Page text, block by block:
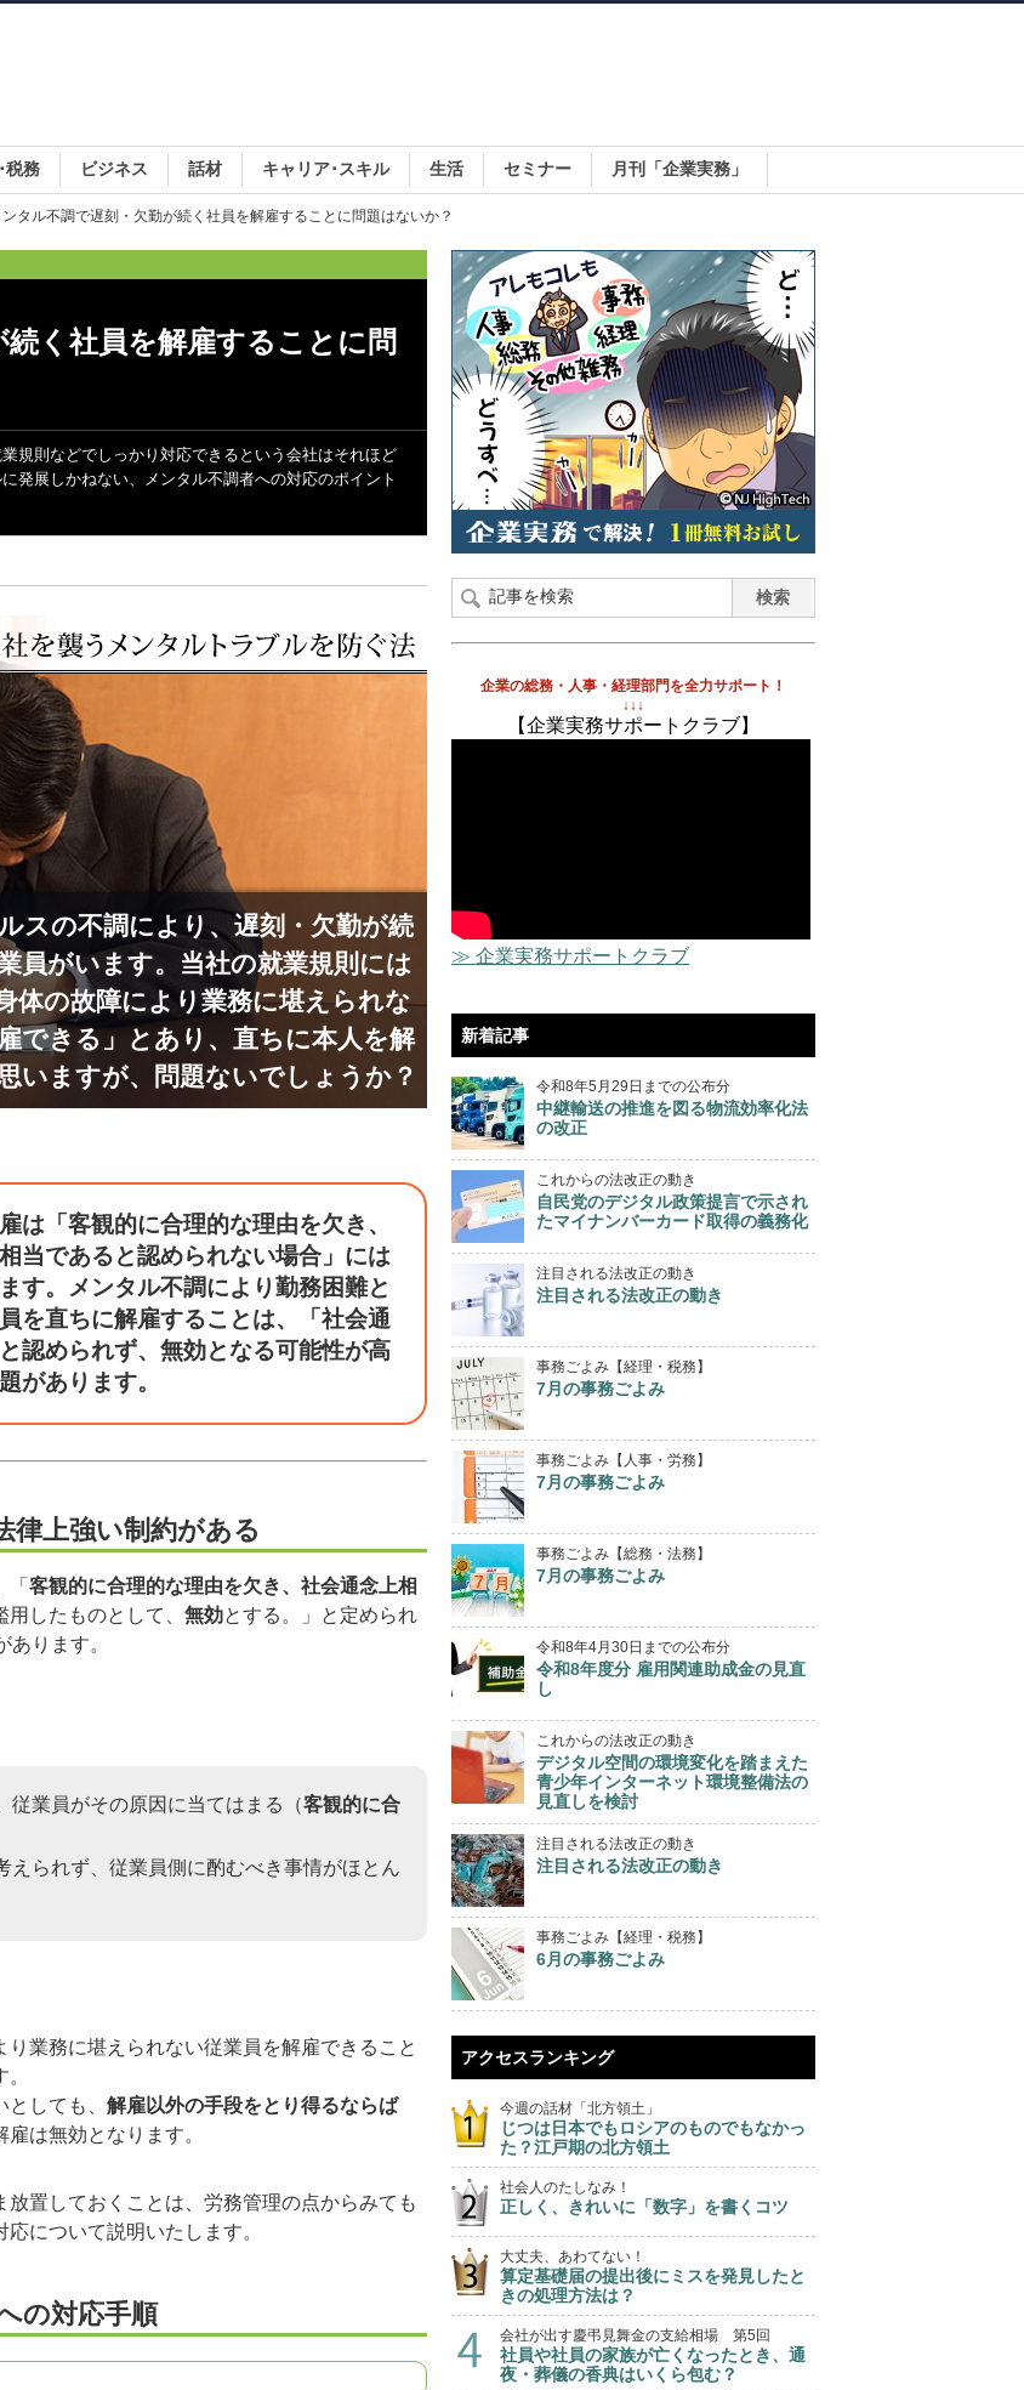
税務 ビジネス 話材 キャリア･スキル 生活 セミナー 月刊「企業実務」
タル不調で遅刻・欠勤が続く社員を解雇することに問題はないか？
く社員を解雇することに問
規則などでしっかり対応できるという会社はそれほど
発展しかねない、メンタル不調者への対応のポイント
スの不調により、遅刻・欠勤が続
員がいます。当社の就業規則には
体の故障により業務に堪えられな
できる」とあり、直ちに本人を解
いますが、問題ないでしょうか？
は「客観的に合理的な理由を欠き、
当であると認められない場合」には
す。メンタル不調により勤務困難と
を直ちに解雇することは、「社会通
認められず、無効となる可能性が高
があります。
律上強い制約がある
客観的に合理的な理由を欠き、社会通念上相
したものとして、 無効とする。」と定められ
ります。
従業員がその原因に当てはまる（客観的に合
えられず、従業員側に酌むべき事情がほとん
業務に堪えられない従業員を解雇できること
しても、 解雇以外の手段をとり得るならば
雇は無効となります。
置しておくことは、労務管理の点からみても
について説明いたします。
の対応手順
企業の総務・人事・経理部門を全力サポート！
↓↓↓
【企業実務サポートクラブ】
≫ 企業実務サポートクラブ
新着記事
令和8年5月29日までの公布分
中継輸送の推進を図る物流効率化法
の改正
これからの法改正の動き
自民党のデジタル政策提言で示され
たマイナンバーカード取得の義務化
注目される法改正の動き
注目される法改正の動き
事務ごよみ【経理・税務】
7月の事務ごよみ
事務ごよみ【人事・労務】
7月の事務ごよみ
事務ごよみ【総務・法務】
7月の事務ごよみ
令和8年4月30日までの公布分
令和8年度分 雇用関連助成金の見直
し
これからの法改正の動き
デジタル空間の環境変化を踏まえた
青少年インターネット環境整備法の
見直しを検討
注目される法改正の動き
注目される法改正の動き
事務ごよみ【経理・税務】
6月の事務ごよみ
アクセスランキング
今週の話材「北方領土」
じつは日本でもロシアのものでもなかっ
た？江戸期の北方領土
社会人のたしなみ！
正しく、きれいに「数字」を書くコツ
大丈夫、あわてない！
算定基礎届の提出後にミスを発見したと
きの処理方法は？
会社が出す慶弔見舞金の支給相場 第5回
社員や社員の家族が亡くなったとき、通
夜・葬儀の香典はいくら包む？